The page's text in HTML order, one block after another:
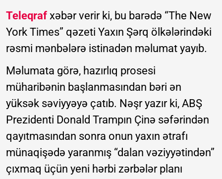
Teleqraf xəbər verir ki, bu barədə “The New
York Times” qəzeti Yaxın Şərq ölkələrindəki
rəsmi mənbələrə istinadən məlumat yayıb.
Məlumata görə, hazırlıq prosesi
müharibənin başlanmasından bəri ən
yüksək səviyyəyə çatıb. Nəşr yazır ki, ABŞ
Prezidenti Donald Trampın Çinə səfərindən
qayıtmasından sonra onun yaxın ətrafı
münaqişədə yaranmış “dalan vəziyyətindən”
çıxmaq üçün yeni hərbi zərbələr planı